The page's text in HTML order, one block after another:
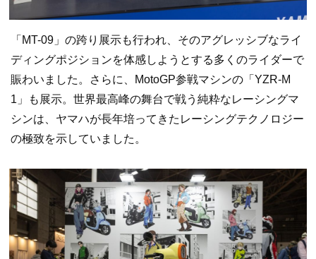
「MT-09」の跨り展示も行われ、そのアグレッシブなライ
ディングポジションを体感しようとする多くのライダーで
賑わいました。さらに、MotoGP参戦マシンの「YZR-M
1」も展示。世界最高峰の舞台で戦う純粋なレーシングマ
シンは、ヤマハが長年培ってきたレーシングテクノロジー
の極致を示していました。